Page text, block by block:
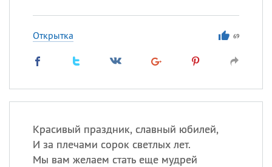
Открытка 69
Красивый праздник, славный юбилей,
И за плечами сорок светлых лет.
Мы вам желаем стать еще мудрей